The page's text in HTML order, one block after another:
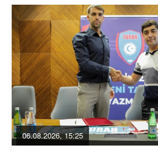
06.08.2026, 15:25